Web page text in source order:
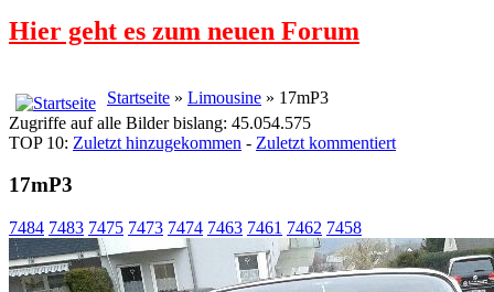
Hier geht es zum neuen Forum
Startseite » Limousine » 17mP3
Zugriffe auf alle Bilder bislang: 45.054.575
TOP 10: Zuletzt hinzugekommen - Zuletzt kommentiert
17mP3
7484 7483 7475 7473 7474 7463 7461 7462 7458